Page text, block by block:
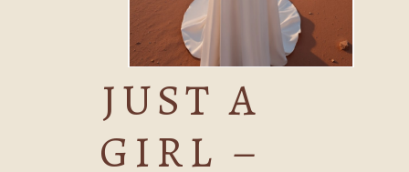
JUST A
GIRL –